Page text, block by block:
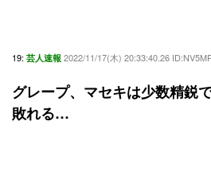
19: 芸人速報 2022/11/17(木) 20:33:40.26
グレープ、マセキは少数精鋭
敗れる…